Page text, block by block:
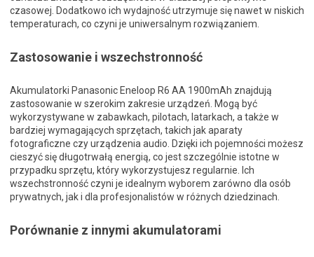
czasowej. Dodatkowo ich wydajność utrzymuje się nawet w niskich
temperaturach, co czyni je uniwersalnym rozwiązaniem.
Zastosowanie i wszechstronność
Akumulatorki Panasonic Eneloop R6 AA 1900mAh znajdują
zastosowanie w szerokim zakresie urządzeń. Mogą być
wykorzystywane w zabawkach, pilotach, latarkach, a także w
bardziej wymagających sprzętach, takich jak aparaty
fotograficzne czy urządzenia audio. Dzięki ich pojemności możesz
cieszyć się długotrwałą energią, co jest szczególnie istotne w
przypadku sprzętu, który wykorzystujesz regularnie. Ich
wszechstronność czyni je idealnym wyborem zarówno dla osób
prywatnych, jak i dla profesjonalistów w różnych dziedzinach.
Porównanie z innymi akumulatorami